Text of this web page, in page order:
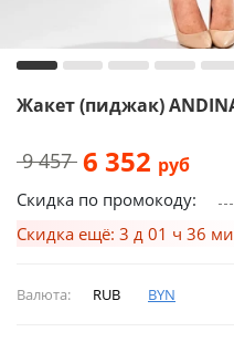
Жакет (пиджак)
9 457 6 352 руб
Скидка по промокоду:
Скидка ещё: 3 д 01 ч 36
Валюта: RUB BYN